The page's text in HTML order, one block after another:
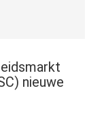
nieuwe